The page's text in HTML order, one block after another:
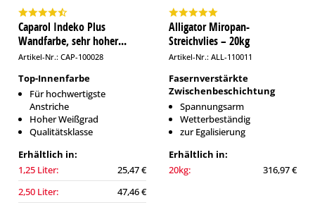
Caparol Indeko Plus
Wandfarbe, sehr hoher...
Artikel-Nr.: CAP-100028
Top-Innenfarbe
Für hochwertigste
Anstriche
Hoher Weißgrad
Qualitätsklasse
Erhältlich in:
1,25 Liter:
25,47 €
2,50 Liter:
47,46 €
Alligator Miropan-
Streichvlies – 20kg
Artikel-Nr.: ALL-110011
Fasernverstärkte
Zwischenbeschichtung
Spannungsarm
Wetterbeständig
zur Egalisierung
Erhältlich in:
20kg:
316,97 €